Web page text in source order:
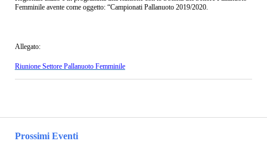
Prossimi Eventi
Femminile avente come oggetto: “Campionati Pallanuoto 2019/2020.
Allegato:
Riunione Settore Pallanuoto Femminile